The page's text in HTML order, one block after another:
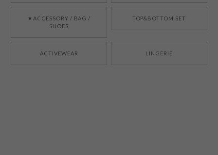
▼ACCESSORY / BAG /
SHOES
TOP&BOTTOM SET
ACTIVEWEAR LINGERIE